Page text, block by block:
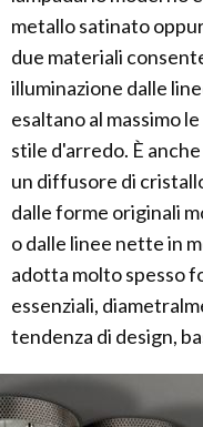
metallo satinato
due materiali
illuminazione dalle
esaltano al massimo
stile d'arredo. È
un diffusore di
dalle forme originali
o dalle linee nette in
adotta molto spesso
essenziali,
tendenza di design,